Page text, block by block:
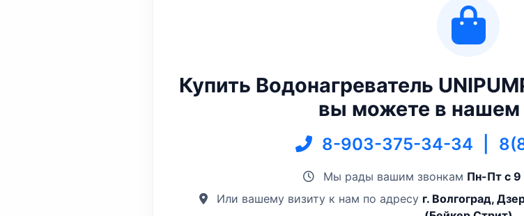
Купить Водонагреватель
вы можете в нашем
8-903-375-34-34
Мы рады вашим звонкам Пн-Пт с 9
Или вашему визиту к нам по адресу г. Волгоград,